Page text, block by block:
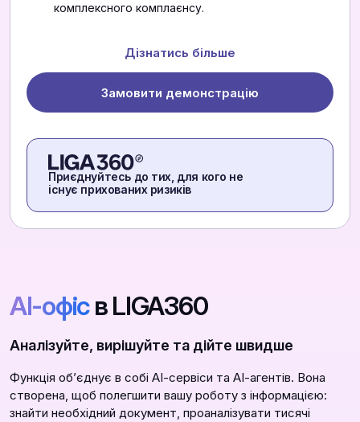
комплексного комплаєнсу.
Дізнатись більше
Замовити демонстрацію
Приєднуйтесь до тих, для кого не
існує прихованих ризиків
АІ-офісв LIGA360
Аналізуйте, вирішуйте та дійте швидше
Функція обʼєднує в собі АІ-сервіси та АІ-агентів. Вона
створена, щоб полегшити вашу роботу з інформацією:
знайти необхідний документ, проаналізувати тисячі